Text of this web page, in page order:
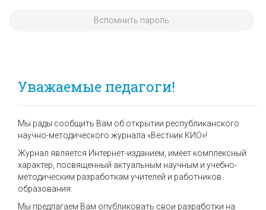
Вспомнить пароль
Уважаемые педагоги!
Мы рады сообщить Вам об открытии республиканского
научно-методического журнала «Вестник КИО»!
Журнал является Интернет-изданием, имеет комплексный
характер, посвященный актуальным научным и учебно-
методическим разработкам учителей и работников
образования.
Мы предлагаем Вам опубликовать свои разработки на